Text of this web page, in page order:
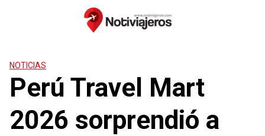
NOTICIAS
Perú Travel Mart
2026 sorprendió a